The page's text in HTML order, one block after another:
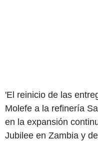
'El reinicio de las
Molefe a la refinería
en la expansión
Jubilee en Zambia y